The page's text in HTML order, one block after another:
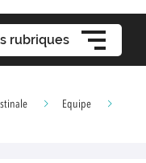
rubriques
Equipe